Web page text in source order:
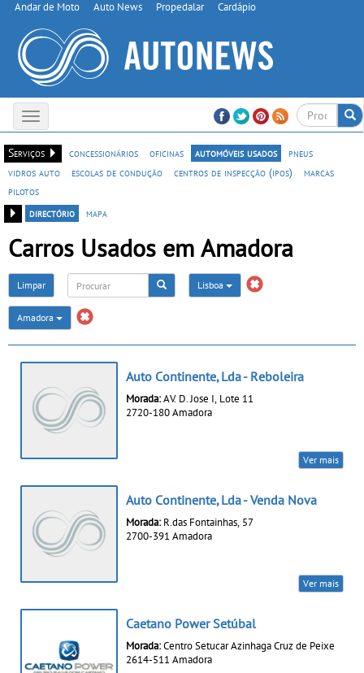
Andar de Moto Auto News Propedalar Cardápio
Toggle
navigation
Serviços
concessionários oficinas automóveis usados
pneus
vidros auto
escolas de condução centros de inspecção (ipos)
marcas
pilotos
directório
mapa
Carros Usados em Amadora
Limpar Lisboa
Amadora
Auto Continente, Lda - Reboleira
Morada:AV. D. Jose I, Lote 11
2720-180 Amadora
Ver mais
Auto Continente, Lda - Venda Nova
Morada: R.das Fontainhas, 57
2700-391 Amadora
Ver mais
Caetano Power Setúbal
Morada:Centro Setucar Azinhaga Cruz de Peixe
2614-511 Amadora